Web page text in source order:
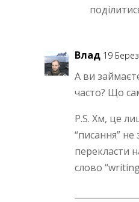
Влад 19
А ви
часто? Що
P.S. Хм, це
“писання” не
перекласти
слово